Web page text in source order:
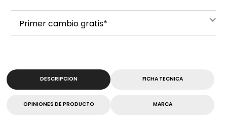
Primer cambio gratis*
DESCRIPCION FICHA TECNICA
OPINIONES DE PRODUCTO MARCA